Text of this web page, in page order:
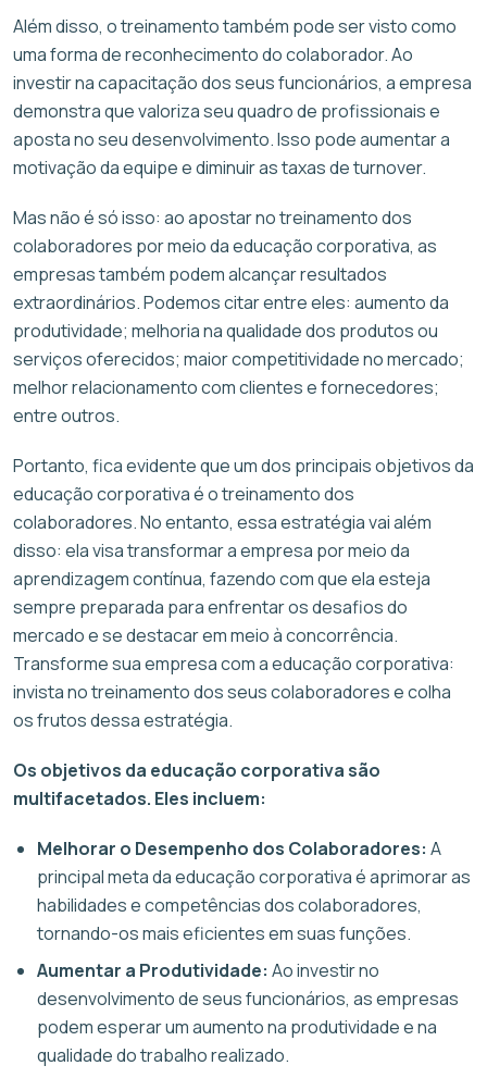
Além disso, o treinamento também pode ser visto como
uma forma de reconhecimento do colaborador. Ao
investir na capacitação dos seus funcionários, a empresa
demonstra que valoriza seu quadro de profissionais e
aposta no seu desenvolvimento. Isso pode aumentar a
motivação da equipe e diminuir as taxas de turnover.
Mas não é só isso: ao apostar no treinamento dos
colaboradores por meio da educação corporativa, as
empresas também podem alcançar resultados
extraordinários. Podemos citar entre eles: aumento da
produtividade; melhoria na qualidade dos produtos ou
serviços oferecidos; maior competitividade no mercado;
melhor relacionamento com clientes e fornecedores;
entre outros.
Portanto, fica evidente que um dos principais objetivos da
educação corporativa é o treinamento dos
colaboradores. No entanto, essa estratégia vai além
disso: ela visa transformar a empresa por meio da
aprendizagem contínua, fazendo com que ela esteja
sempre preparada para enfrentar os desafios do
mercado e se destacar em meio à concorrência.
Transforme sua empresa com a educação corporativa:
invista no treinamento dos seus colaboradores e colha
os frutos dessa estratégia.
Os objetivos da educação corporativa são
multifacetados. Eles incluem:
Melhorar o Desempenho dos Colaboradores: A
principal meta da educação corporativa é aprimorar as
habilidades e competências dos colaboradores,
tornando-os mais eficientes em suas funções.
Aumentar a Produtividade: Ao investir no
desenvolvimento de seus funcionários, as empresas
podem esperar um aumento na produtividade e na
qualidade do trabalho realizado.